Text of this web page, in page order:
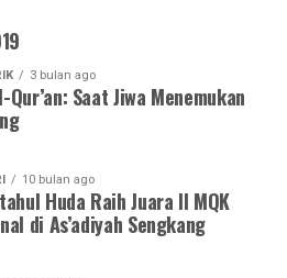
3 bulan ago
Qur’an: Saat Jiwa Menemukan
10 bulan ago
Huda Raih Juara II MQK
di As’adiyah Sengkang